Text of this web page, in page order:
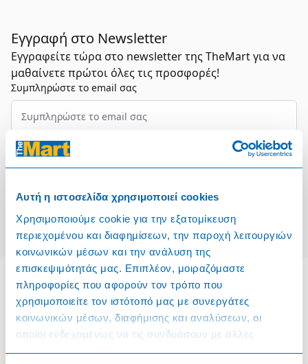
Αυτή η ιστοσελίδα χρησιμοποιεί cookies
Χρησιμοποιούμε cookie για την εξατομίκευση
περιεχομένου και διαφημίσεων, την παροχή λειτουργιών
κοινωνικών μέσων και την ανάλυση της
επισκεψιμότητάς μας. Επιπλέον, μοιραζόμαστε
πληροφορίες που αφορούν τον τρόπο που
χρησιμοποιείτε τον ιστότοπό μας με συνεργάτες
κοινωνικών μέσων, διαφήμισης και αναλύσεων, οι
οποίοι ενδεχομένως να τις συνδυάσουν με άλλες
πληροφορίες που τους έχετε παραχωρήσει ή τις οποίες
Εγγραφή στο Newsletter
Εγγραφείτε τώρα στο newsletter της TheMart για να
μαθαίνετε πρώτοι όλες τις προσφορές!
Συμπληρώστε το email σας
Επιλέξτε τον τομέα σας
Πληροφορίες
Όροι & Προϋποθέσεις